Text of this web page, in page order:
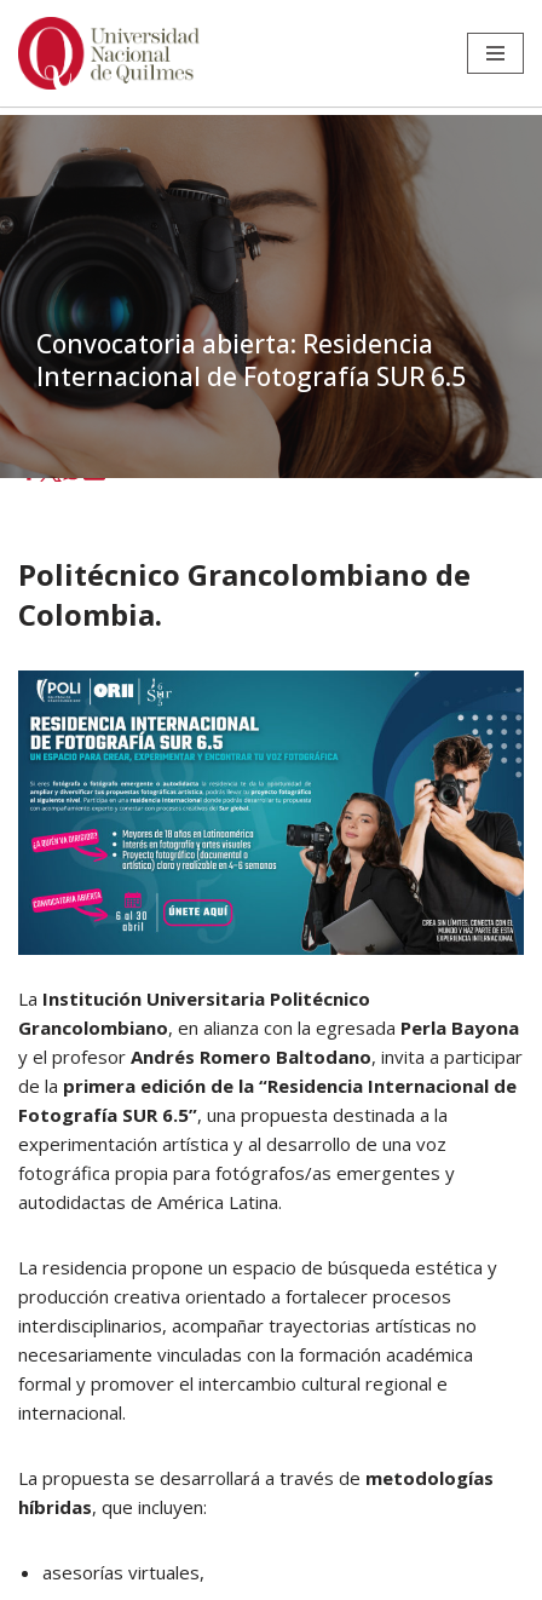
Ir
Convocatoria abierta: Residencia
Internacional de Fotografía SUR 6.5
Inicio» Noticias»Estudiantes
Convocatoria abierta: Residencia
Internacional de Fotografía SUR 6.5
Politécnico Grancolombiano de
Colombia.
La Institución Universitaria Politécnico
Grancolombiano, en alianza con la egresada Perla Bayona
y el profesor Andrés Romero Baltodano, invita a participar
de la primera edición de la “Residencia Internacional de
Fotografía SUR 6.5”, una propuesta destinada a la
experimentación artística y al desarrollo de una voz
fotográfica propia para fotógrafos/as emergentes y
autodidactas de América Latina.
La residencia propone un espacio de búsqueda estética y
producción creativa orientado a fortalecer procesos
interdisciplinarios, acompañar trayectorias artísticas no
necesariamente vinculadas con la formación académica
formal y promover el intercambio cultural regional e
internacional.
La propuesta se desarrollará a través de metodologías
híbridas, que incluyen:
asesorías virtuales,